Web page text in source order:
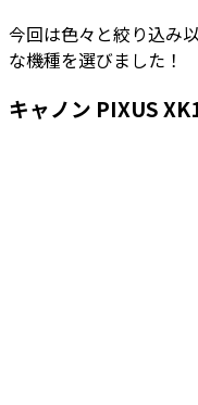
今回は色々と絞り込み
な機種を選びました！
キャノン PIXUS